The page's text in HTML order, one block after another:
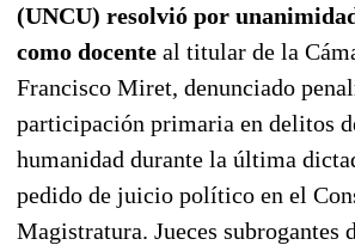
(UNCU) resolvió por
como docente al titular de la
Francisco Miret, denunciado
participación primaria en delitos
humanidad durante la última
pedido de juicio político en el
Magistratura. Jueces subrogantes